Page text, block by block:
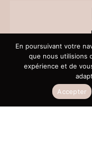
point
à
En poursuivant votre
que nous utilisions
expérience et de
Accepter